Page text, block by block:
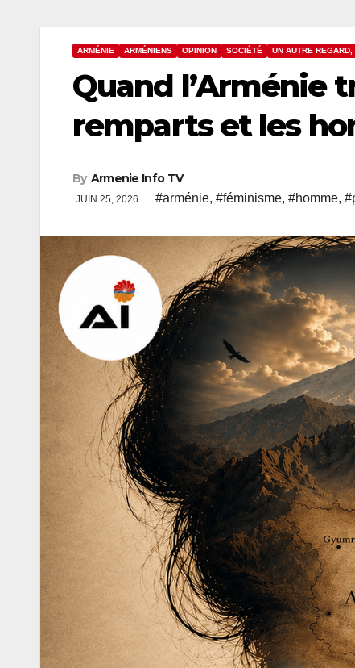
ARMÉNIE ARMÉNIENS OPINION SOCIÉTÉ UN AUTRE
Quand l’Arménie
remparts et les
By Armenie Info TV
JUIN 25, 2026 #arménie, #féminisme, #homme,